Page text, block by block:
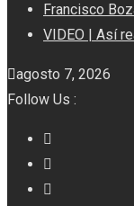
Francisco
VIDEO | Así
agosto 7, 2026
Follow Us :